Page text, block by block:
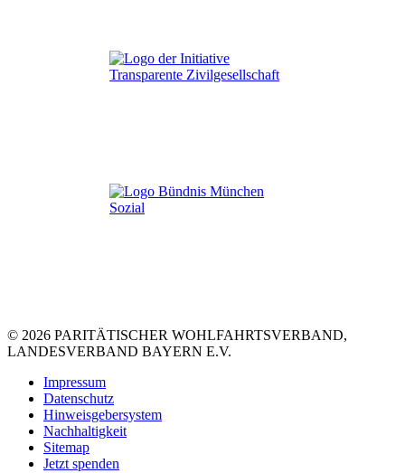
© 2026 PARITÄTISCHER WOHLFAHRTSVERBAND,
LANDESVERBAND BAYERN E.V.
Impressum
Datenschutz
Hinweisgebersystem
Nachhaltigkeit
Sitemap
Jetzt spenden